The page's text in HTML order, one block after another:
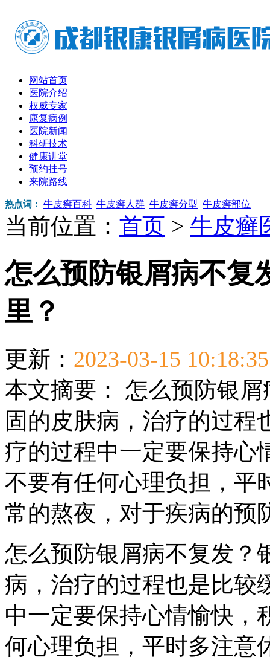
网站首页
医院介绍
权威专家
康复病例
医院新闻
科研技术
健康讲堂
预约挂号
来院路线
热点词： 牛皮癣百科 牛皮癣人群 牛皮癣分型 牛皮癣部位
当前位置： 首页 > 牛皮癣
怎么预防银屑病不复
里？
更新： 2023-03-15 10:18:35
本文摘要：
怎么预防银
固的皮肤病，治疗的过程
疗的过程中一定要保持心
不要有任何心理负担，平
常的熬夜，对于疾病的预
怎么预防银屑病不复发？
病，治疗的过程也是比较
中一定要保持心情愉快，
何心理负担，平时多注意